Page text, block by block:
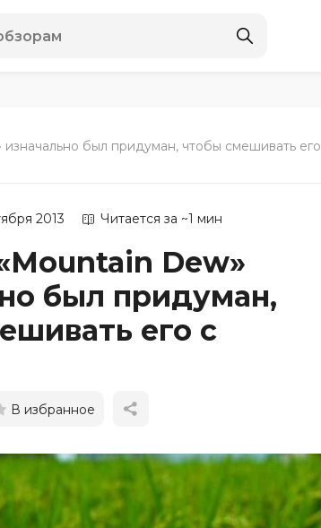
был придуман, чтобы смешивать его
2013 Читается за ~1 мин
Dew»
был придуман,
его с
В избранное